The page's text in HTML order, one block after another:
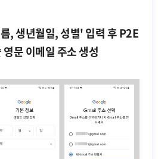
, 생년월일, 성별' 입력 후 P2E
문 이메일 주소 생성